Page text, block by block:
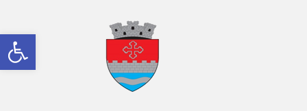
Deschide bara de unelte
content
left
sidebar
footer